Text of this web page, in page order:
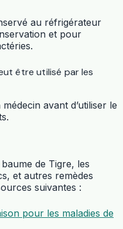
au réfrigérateur
et pour
être utilisé par les
avant d’utiliser le
de Tigre, les
et autres remèdes
suivantes :
pour les maladies de